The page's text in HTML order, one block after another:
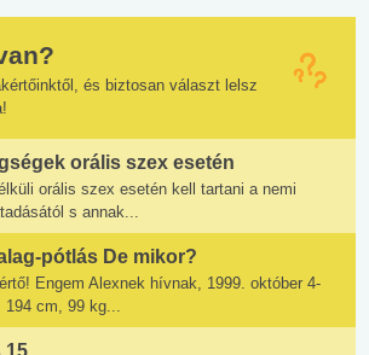
és biztosan választ lelsz
orális szex esetén
orális szex esetén kell tartani a nemi
s annak...
pótlás De mikor?
Engem Alexnek hívnak, 1999. október 4-
194 cm, 99 kg...